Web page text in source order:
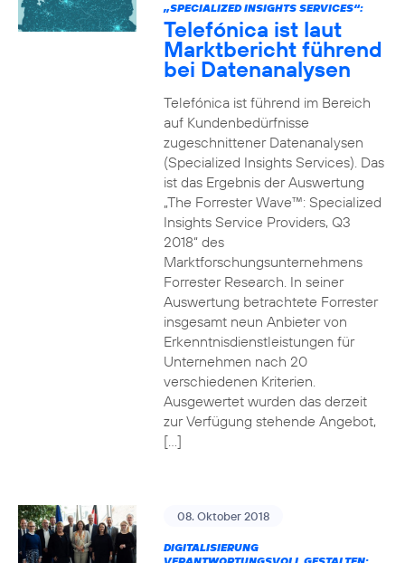
„SPECIALIZED INSIGHTS SERVICES“:
Telefónica ist laut
Marktbericht führend
bei Datenanalysen
Telefónica ist führend im Bereich
auf Kundenbedürfnisse
zugeschnittener Datenanalysen
(Specialized Insights Services). Das
ist das Ergebnis der Auswertung
„The Forrester Wave™: Specialized
Insights Service Providers, Q3
2018“ des
Marktforschungsunternehmens
Forrester Research. In seiner
Auswertung betrachtete Forrester
insgesamt neun Anbieter von
Erkenntnisdienstleistungen für
Unternehmen nach 20
verschiedenen Kriterien.
Ausgewertet wurden das derzeit
zur Verfügung stehende Angebot,
[…]
08. Oktober 2018
DIGITALISIERUNG